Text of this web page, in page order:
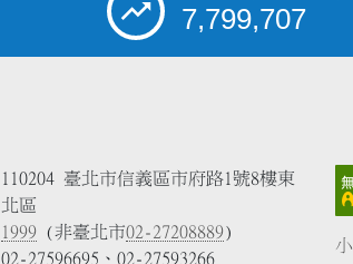
7,799,707
110204 臺北市信義區市府路1號8樓東
北區
1999 (非臺北市02-27208889)
02-27596695、02-27593266
小